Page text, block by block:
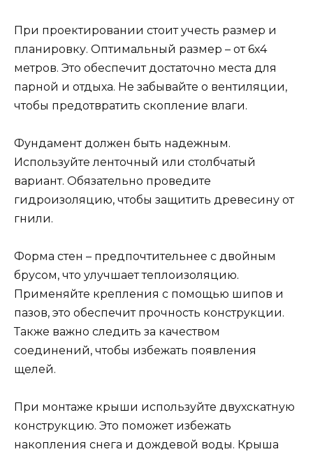
При проектировании стоит учесть размер и
планировку. Оптимальный размер – от 6х4
метров. Это обеспечит достаточно места для
парной и отдыха. Не забывайте о вентиляции,
чтобы предотвратить скопление влаги.
Фундамент должен быть надежным.
Используйте ленточный или столбчатый
вариант. Обязательно проведите
гидроизоляцию, чтобы защитить древесину от
гнили.
Форма стен – предпочтительнее с двойным
брусом, что улучшает теплоизоляцию.
Применяйте крепления с помощью шипов и
пазов, это обеспечит прочность конструкции.
Также важно следить за качеством
соединений, чтобы избежать появления
щелей.
При монтаже крыши используйте двухскатную
конструкцию. Это поможет избежать
накопления снега и дождевой воды. Крыша